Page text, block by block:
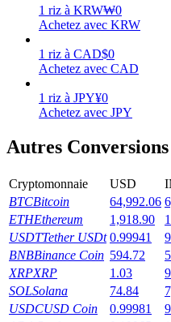
Cochon de puissance
Gagnez quotidiennement
1 riz à KRW₩0
Achetez avec KRW
1 riz à CAD$0
Achetez avec CAD
1 riz à JPY¥0
Achetez avec JPY
Autres
Cryptomonnaie USD
BTCBitcoin 64,992.06
ETHEthereum 1,918.90
USDTTether USDt 0.99941
BNBBinance Coin 594.72
XRPXRP 1.03
SOLSolana 74.84
USDCUSD Coin 0.99981